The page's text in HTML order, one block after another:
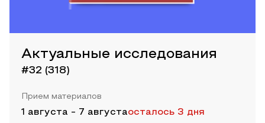
Актуальные исследования
#32 (318)
Прием материалов
1 августа - 7 августаосталось 3 дня